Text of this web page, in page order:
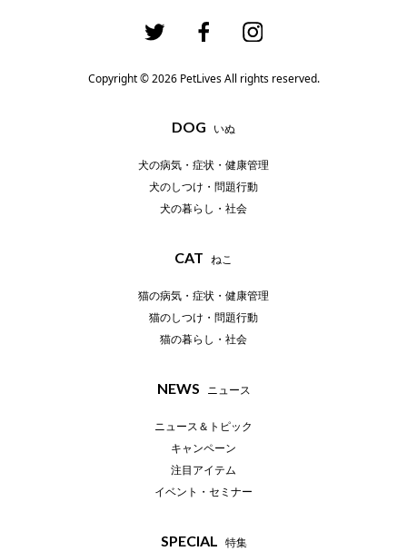
Copyright © 2026 PetLives All rights reserved.
DOG いぬ
犬の病気・症状・健康管理
犬のしつけ・問題行動
犬の暮らし・社会
CAT ねこ
猫の病気・症状・健康管理
猫のしつけ・問題行動
猫の暮らし・社会
NEWS ニュース
ニュース＆トピック
キャンペーン
注目アイテム
イベント・セミナー
SPECIAL 特集